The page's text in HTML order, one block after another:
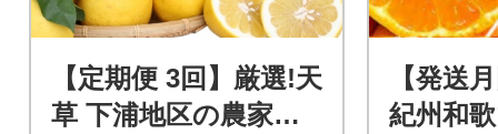
【定期便 3回】厳選!天
草 下浦地区の農家が
【発送
紀州和